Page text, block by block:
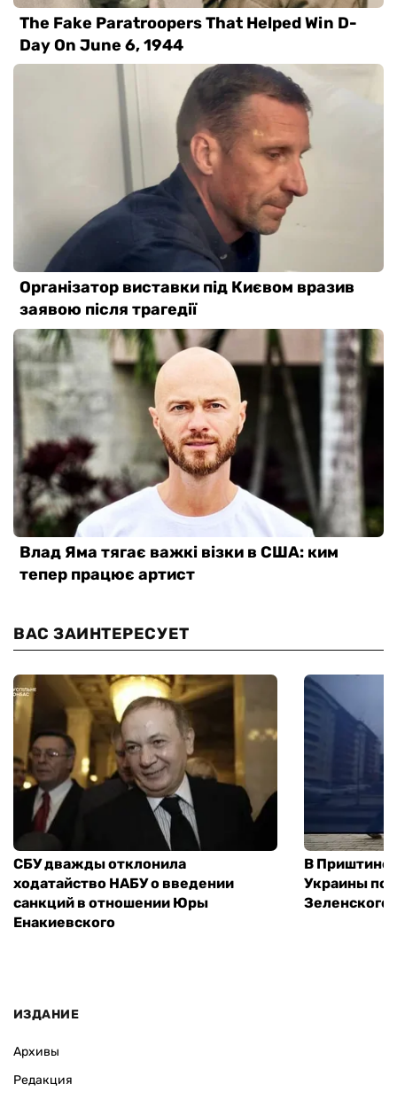
ВАС ЗАИНТЕРЕСУЕТ
СБУ дважды отклонила
ходатайство НАБУ о введении
санкций в отношении Юры
Енакиевского
В Приштине
Украины
Зеленского
ИЗДАНИЕ
Архивы
Редакция